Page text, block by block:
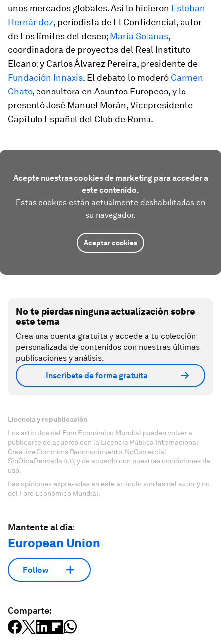
unos mercados globales. Así lo hicieron Esteban
Hernández, periodista de El Confidencial, autor
de Los límites del deseo; María Solanas,
coordinadora de proyectos del Real Instituto
Elcano; y Carlos Álvarez Pereira, presidente de
Fundación Innaxis. El debato lo moderó Carmen
Chato, consultora en Asuntos Europeos, y lo
presentóJosé Manuel Morán,Vicepresidente
Capítulo Español del Club de Roma.
Acepte nuestras cookies de marketing para acceder a
este contenido.
Estas cookies están actualmente deshabilitadas en
su navegador.
Aceptar cookies
No te pierdas ninguna actualización sobre
este tema
Crea una cuenta gratuita y accede a tu colección
personalizada de contenidos con nuestras últimas
publicaciones y análisis.
Inscríbete de forma gratuita
Licencia y republicación
Los artículos del Foro Económico Mundial pueden volver a
publicarse de acuerdo con la Licencia Pública Internacional
Creative Commons Reconocimiento-NoComercial-
SinObraDerivada 4.0, y de acuerdo con nuestras condiciones de
uso.
Las opiniones expresadas en este artículo son las del autor y no
del Foro Económico Mundial.
Mantente al día:
European Union
Follow
Comparte: